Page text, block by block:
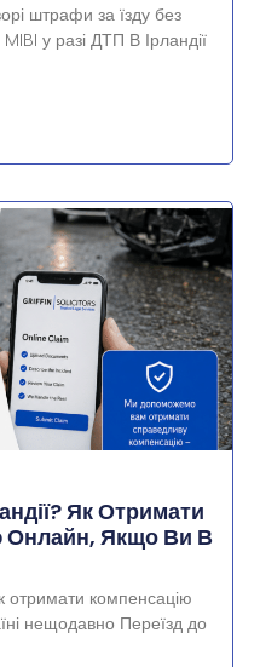
штрафи за їзду без
у разі ДТП В Ірландії
Як Отримати
Онлайн, Якщо Ви В
отримати компенсацію
нещодавно Переїзд до